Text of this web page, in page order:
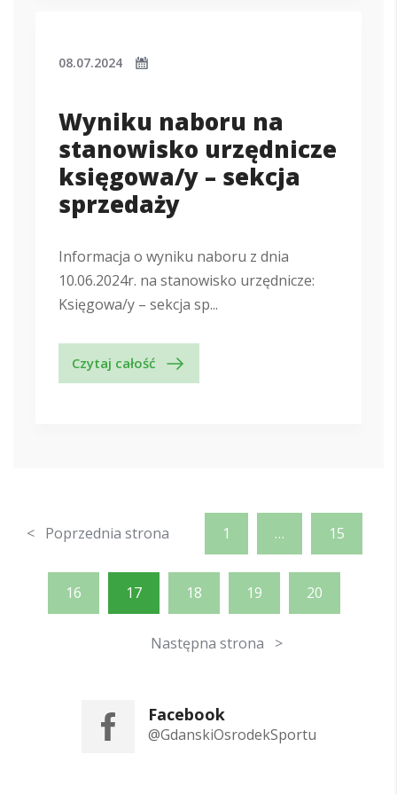
08.07.2024
Wyniku naboru na
stanowisko urzędnicze
księgowa/y – sekcja
sprzedaży
Informacja o wyniku naboru z dnia
10.06.2024r. na stanowisko urzędnicze:
Księgowa/y – sekcja sp...
Czytaj całość
< Poprzednia strona 1 … 15
16 17 18 19 20
Następna strona >
Facebook
@GdanskiOsrodekSportu